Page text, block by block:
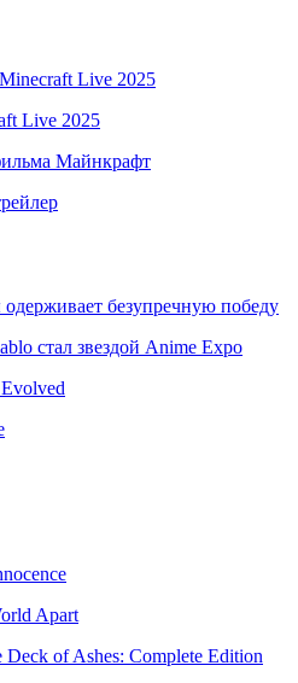
Live 2025
Live 2025
Майнкрафт
безупречную победу
стал звездой Anime Expo
Apart
of Ashes: Complete Edition